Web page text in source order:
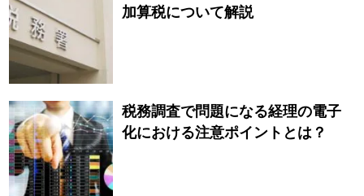
加算税について解説
税務調査で問題になる経理の電子
化における注意ポイントとは？